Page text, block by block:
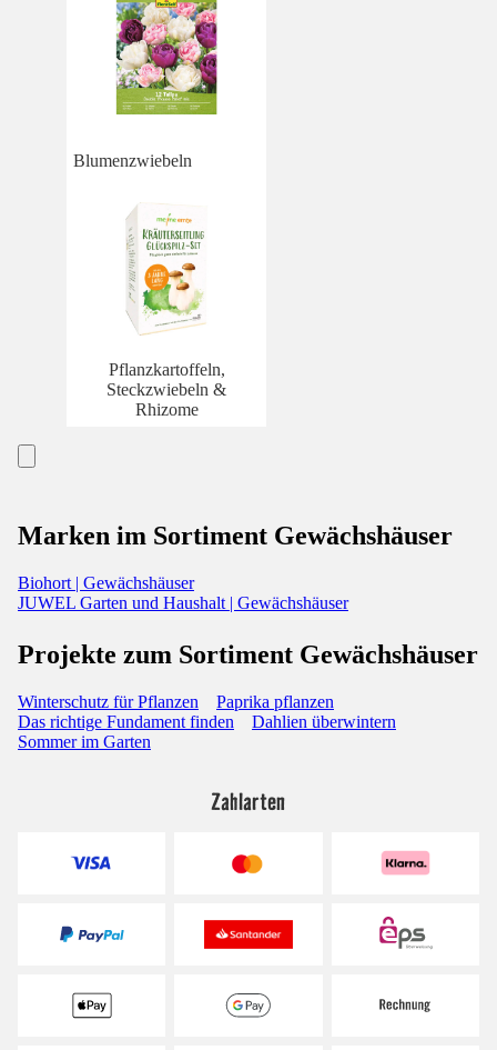
Blumenzwiebeln
Pflanzkartoffeln,
Steckzwiebeln &
Rhizome
Marken im Sortiment Gewächshäuser
Biohort | Gewächshäuser
JUWEL Garten und Haushalt | Gewächshäuser
Projekte zum Sortiment Gewächshäuser
Winterschutz für Pflanzen
Paprika pflanzen
Das richtige Fundament finden
Dahlien überwintern
Sommer im Garten
Zahlarten